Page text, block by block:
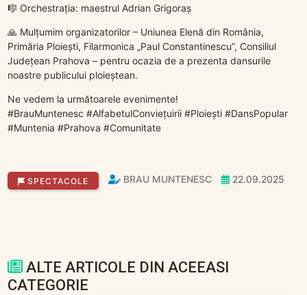
🎼 Orchestrația: maestrul Adrian Grigoraș
🙏 Mulțumim organizatorilor – Uniunea Elenă din România,
Primăria Ploiești, Filarmonica „Paul Constantinescu”, Consiliul
Județean Prahova – pentru ocazia de a prezenta dansurile
noastre publicului ploieștean.
Ne vedem la următoarele evenimente!
#BrauMuntenesc #AlfabetulConviețuirii #Ploiești #DansPopular
#Muntenia #Prahova #Comunitate
SPECTACOLE BRAU MUNTENESC 22.09.2025
ALTE ARTICOLE DIN ACEEASI
CATEGORIE